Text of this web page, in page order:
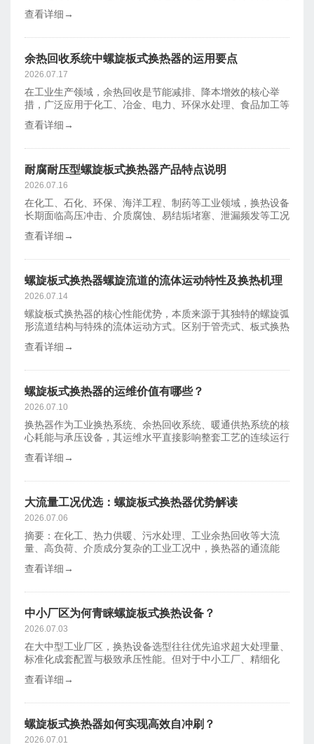
查看详细→
余热回收系统中螺旋板式换热器的运用要点
2026.07.17
在工业生产领域，余热回收是节能减排、降本增效的核心举
措，广泛应用于化工、冶金、电力、环保水处理、食品加工等
查看详细→
耐腐耐压型螺旋板式换热器产品特点说明
2026.07.16
在化工、石化、环保、海洋工程、制药等工业领域，换热设备
长期面临高压冲击、介质腐蚀、易结垢堵塞、泄漏频发等工况
查看详细→
螺旋板式换热器螺旋流道的流体运动特性及换热机理
分析
2026.07.14
螺旋板式换热器的核心性能优势，本质来源于其独特的螺旋弧
形流道结构与特殊的流体运动方式。区别于管壳式、板式换热
查看详细→
螺旋板式换热器的运维价值有哪些？
2026.07.10
换热器作为工业换热系统、余热回收系统、暖通供热系统的核
心耗能与承压设备，其运维水平直接影响整套工艺的连续运行
查看详细→
大流量工况优选：螺旋板式换热器优势解读
2026.07.06
摘要：在化工、热力供暖、污水处理、工业余热回收等大流
量、高负荷、介质成分复杂的工业工况中，换热器的通流能
查看详细→
中小厂区为何青睐螺旋板式换热设备？
2026.07.03
在大中型工业厂区，换热设备选型往往优先追求超大处理量、
标准化成套配置与极致承压性能。但对于中小工厂、精细化
查看详细→
螺旋板式换热器如何实现高效自冲刷？
2026.07.01